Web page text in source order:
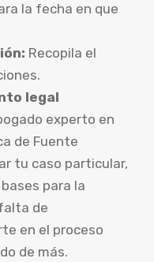
la fecha en que
Recopila el
legal
experto en
de Fuente
tu caso particular,
para la
de
en el proceso
de más.